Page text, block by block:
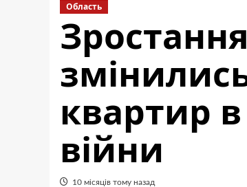
Область
квартир в
війни
10 місяців тому назад